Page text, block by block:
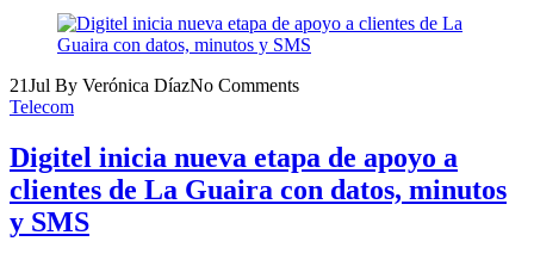
21Jul By Verónica DíazNo Comments
Telecom
Digitel inicia nueva etapa de apoyo a
clientes de La Guaira con datos, minutos
y SMS